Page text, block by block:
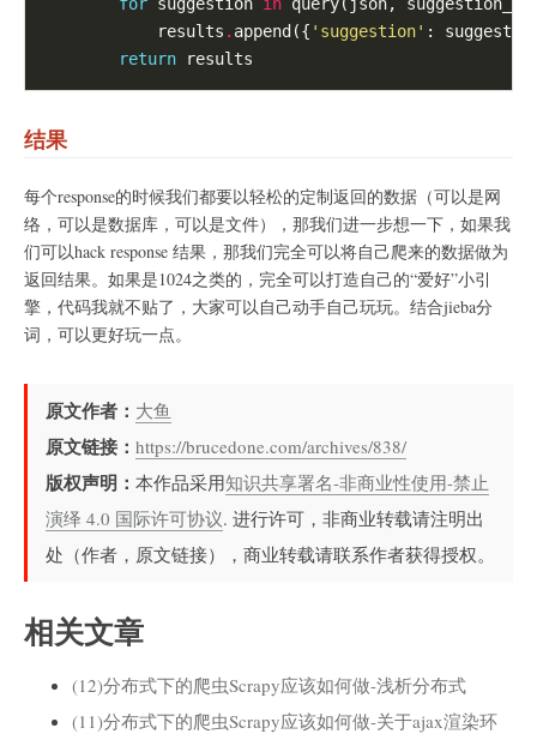
            results
. append({ 'suggestion' :
return
结果
每个response的时候我们都要以轻松的定制返回的数据（可以是网
络，可以是数据库，可以是文件），那我们进一步想一下，如果我
们可以hack response 结果，那我们完全可以将自己爬来的数据做为
返回结果。如果是1024之类的，完全可以打造自己的“爱好”小引
擎，代码我就不贴了，大家可以自己动手自己玩玩。结合jieba分
词，可以更好玩一点。
原文作者： 大鱼
原文链接： https://brucedone.com/archives/838/
版权声明： 本作品采用知识共享署名-非商业性使用-禁止
演绎 4.0 国际许可协议. 进行许可，非商业转载请注明出
处（作者，原文链接），商业转载请联系作者获得授权。
相关文章
(12)分布式下的爬虫Scrapy应该如何做-浅析分布式
(11)分布式下的爬虫Scrapy应该如何做-关于ajax渲染环